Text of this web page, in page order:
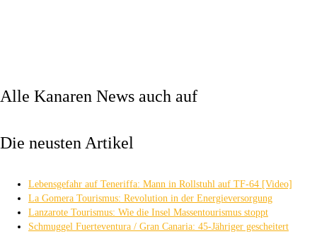
Alle Kanaren News auch auf
Die neusten Artikel
Lebensgefahr auf Teneriffa: Mann in Rollstuhl auf TF-64 [Video]
La Gomera Tourismus: Revolution in der Energieversorgung
Lanzarote Tourismus: Wie die Insel Massentourismus stoppt
Schmuggel Fuerteventura / Gran Canaria: 45-Jähriger gescheitert